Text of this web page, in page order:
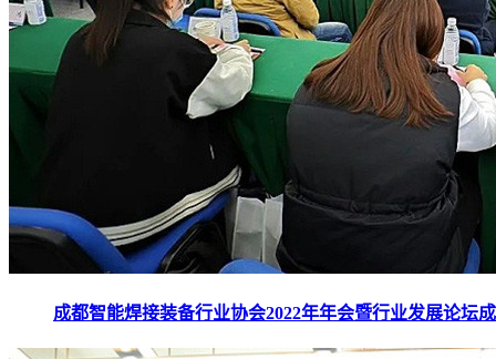
成都智能焊接装备行业协会2022年年会暨行业发展论坛